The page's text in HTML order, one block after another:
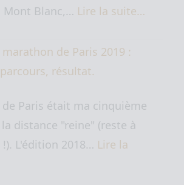
Blanc,… Lire la suite…
de Paris 2019 :
résultat.
Paris était ma cinquième
distance "reine" (reste à
L'édition 2018… Lire la